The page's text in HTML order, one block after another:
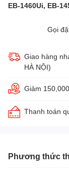
EB-1460Ui, EB-
Gọi
Giao hàng
HÀ NỘI)
Giảm
Thanh toán
Phương thức